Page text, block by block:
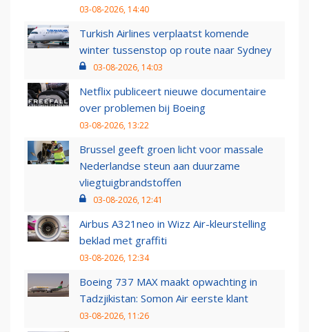
03-08-2026, 14:40
Turkish Airlines verplaatst komende
winter tussenstop op route naar Sydney
03-08-2026, 14:03
Netflix publiceert nieuwe documentaire
over problemen bij Boeing
03-08-2026, 13:22
Brussel geeft groen licht voor massale
Nederlandse steun aan duurzame
vliegtuigbrandstoffen
03-08-2026, 12:41
Airbus A321neo in Wizz Air-kleurstelling
beklad met graffiti
03-08-2026, 12:34
Boeing 737 MAX maakt opwachting in
Tadzjikistan: Somon Air eerste klant
03-08-2026, 11:26